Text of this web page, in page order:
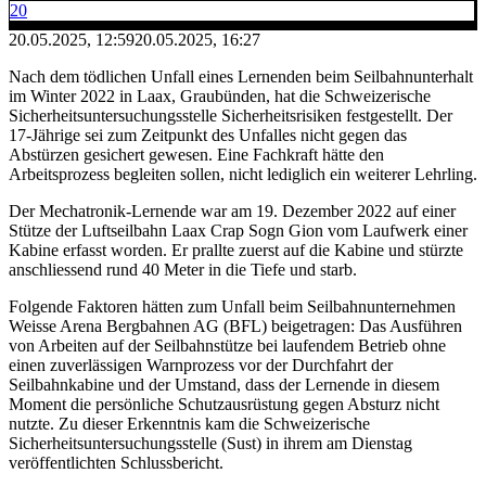
20
20.05.2025, 12:5920.05.2025, 16:27
Nach dem tödlichen Unfall eines Lernenden beim Seilbahnunterhalt
im Winter 2022 in Laax, Graubünden, hat die Schweizerische
Sicherheitsuntersuchungsstelle Sicherheitsrisiken festgestellt. Der
17-Jährige sei zum Zeitpunkt des Unfalles nicht gegen das
Abstürzen gesichert gewesen. Eine Fachkraft hätte den
Arbeitsprozess begleiten sollen, nicht lediglich ein weiterer Lehrling.
Der Mechatronik-Lernende war am 19. Dezember 2022 auf einer
Stütze der Luftseilbahn Laax Crap Sogn Gion vom Laufwerk einer
Kabine erfasst worden. Er prallte zuerst auf die Kabine und stürzte
anschliessend rund 40 Meter in die Tiefe und starb.
Folgende Faktoren hätten zum Unfall beim Seilbahnunternehmen
Weisse Arena Bergbahnen AG (BFL) beigetragen: Das Ausführen
von Arbeiten auf der Seilbahnstütze bei laufendem Betrieb ohne
einen zuverlässigen Warnprozess vor der Durchfahrt der
Seilbahnkabine und der Umstand, dass der Lernende in diesem
Moment die persönliche Schutzausrüstung gegen Absturz nicht
nutzte. Zu dieser Erkenntnis kam die Schweizerische
Sicherheitsuntersuchungsstelle (Sust) in ihrem am Dienstag
veröffentlichten Schlussbericht.